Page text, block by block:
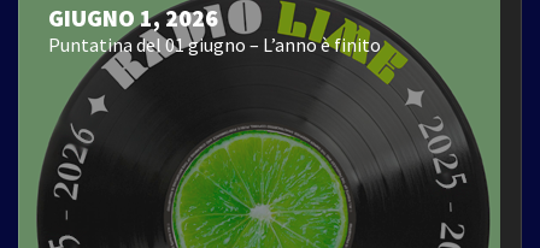
GIUGNO 1, 2026
Puntatina del 01 giugno – L’anno è finito